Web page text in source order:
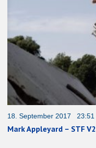
18. September 2017 23:51
Mark Appleyard – STF V2